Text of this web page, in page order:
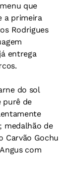
que
a primeira
Rodrigues
entrega
do sol
purê de
medalhão de
Carvão Gochu
com